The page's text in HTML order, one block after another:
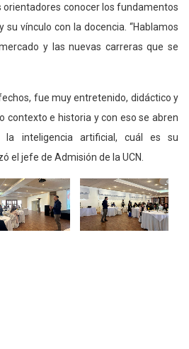
orientadores conocer los fundamentos
vínculo con la docencia. “Hablamos
y las nuevas carreras que se
fue muy entretenido, didáctico y
contexto e historia y con eso se abren
la inteligencia artificial, cuál es su
el jefe de Admisión de la UCN.